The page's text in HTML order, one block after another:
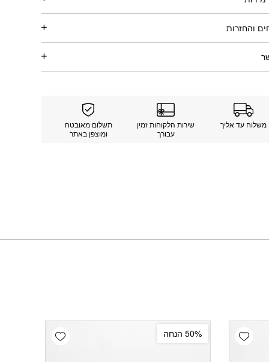
והחזרות
משלוח עד אליך
שירות הלקוחות זמין
עבורך
תשלום מאובטח
ומוצפן באתר
Add wishlist
Add wishlist 50% הנחה